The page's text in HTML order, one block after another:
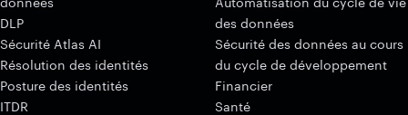
DLP
Sécurité Atlas AI
Résolution des identités
Posture des identités
ITDR
des données
Sécurité des données au cours
du cycle de développement
Financier
Santé